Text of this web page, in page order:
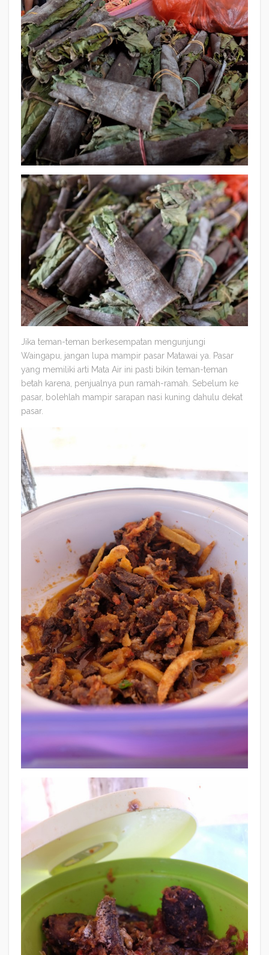
Jika teman-teman berkesempatan mengunjungi
Waingapu, jangan lupa mampir pasar Matawai ya. Pasar
yang memiliki arti Mata Air ini pasti bikin teman-teman
betah karena, penjualnya pun ramah-ramah. Sebelum ke
pasar, bolehlah mampir sarapan nasi kuning dahulu dekat
pasar.